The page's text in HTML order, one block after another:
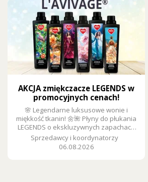
AKCJA zmiękczacze LEGENDS w
promocyjnych cenach!
🌸 Legendarne luksusowe wonie i
miękkość tkanin! 🌼🌺 Płyny do płukania
LEGENDS o ekskluzywnych zapachach
zamienią każde pranie w doznanie.
Teraz w promocji tylko za 18,90 zł ze
Sprzedawcy i koordynatorzy
06.08.2026